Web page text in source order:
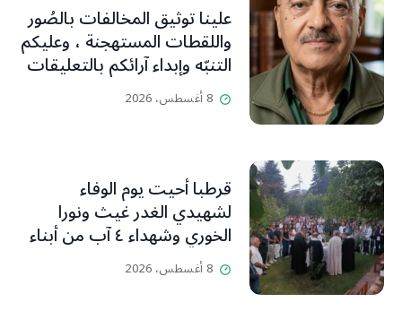
علينا توثيق المخالفات بالصُور
واللقطات المستهجنة ، وعليكم
التنبّه وإبداء آرائكم بالتعليقات
(جورج صبّاغ)
8 أغسطس، 2026
قرطبا أحيت يوم الوفاء
لشهيدي الغدر غيث ونورا
الخوري وشهداء ٤ آب من أبناء
البلدة.. كارين الخوري افرام: لقد
كان بيتنا، بوجود والدي، ينبض
8 أغسطس، 2026